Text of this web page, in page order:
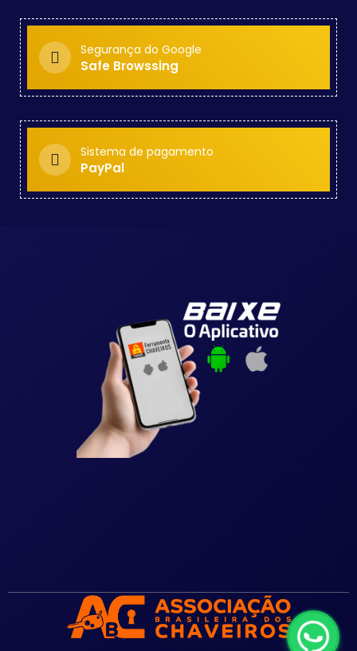
Segurança do Google
Safe Browssing
Sistema de pagamento
PayPal